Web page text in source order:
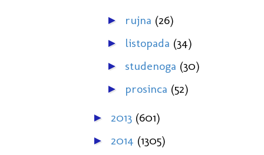
► rujna (26)
► listopada (34)
► studenoga (30)
► prosinca (52)
► 2013 (601)
► 2014 (1305)